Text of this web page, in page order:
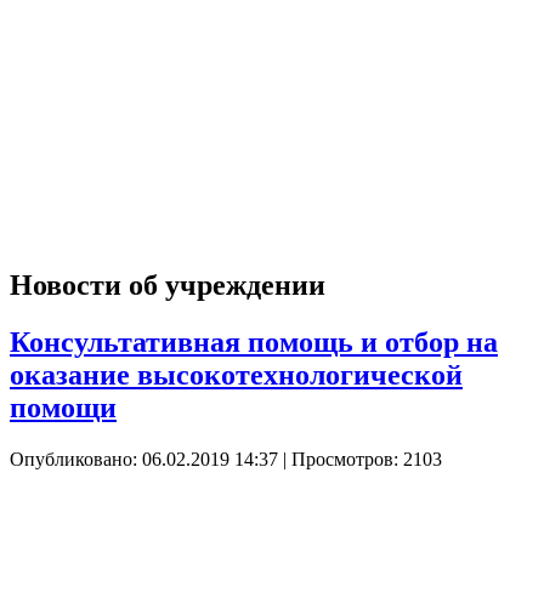
Новости об учреждении
Консультативная помощь и отбор на
оказание высокотехнологической
помощи
Опубликовано: 06.02.2019 14:37 | Просмотров: 2103